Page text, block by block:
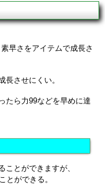
早さをアイテムで成長さ
長させにくい。
たら力99などを早めに達
ことができますが、
とができる。